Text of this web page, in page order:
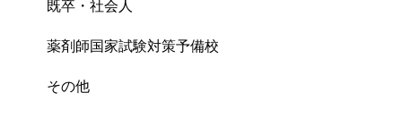
既卒・社会人
薬剤師国家試験対策予備校
その他